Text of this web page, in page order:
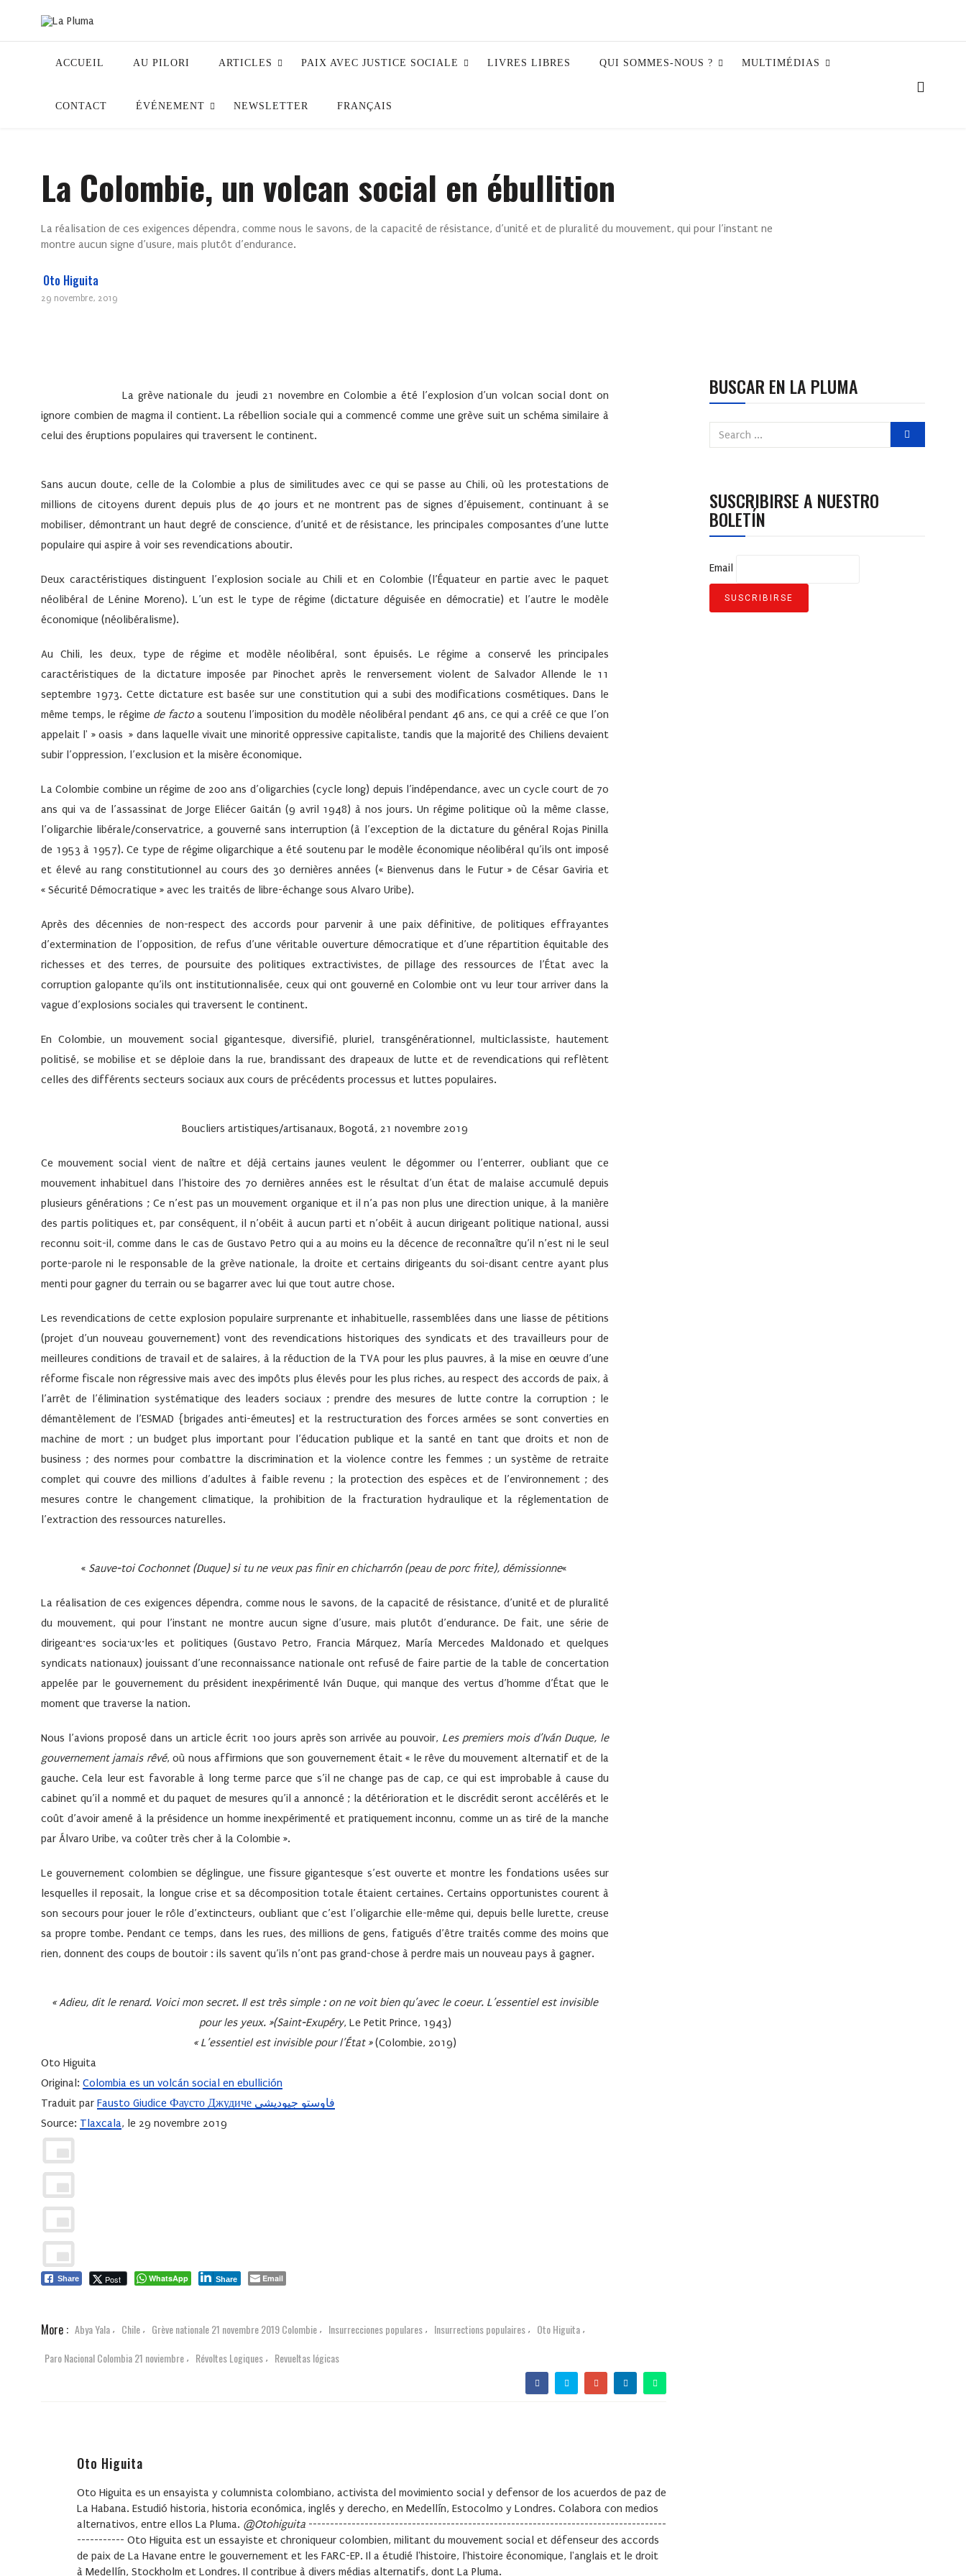
ACCUEIL AU PILORI ARTICLES PAIX AVEC JUSTICE SOCIALE LIVRES LIBRES QUI SOMMES-NOUS ? MULTIMÉDIAS
CONTACT ÉVÉNEMENT NEWSLETTER FRANÇAIS
La Colombie, un volcan social en ébullition
La réalisation de ces exigences dépendra, comme nous le savons, de la capacité de résistance, d’unité et de pluralité du mouvement, qui pour l’instant ne
montre aucun signe d’usure, mais plutôt d’endurance.
Oto Higuita
29 novembre, 2019
La grève nationale du jeudi 21 novembre en Colombie a été l’explosion d’un volcan social dont on
ignore combien de magma il contient. La rébellion sociale qui a commencé comme une grève suit un schéma similaire à
celui des éruptions populaires qui traversent le continent.
Sans aucun doute, celle de la Colombie a plus de similitudes avec ce qui se passe au Chili, où les protestations de
millions de citoyens durent depuis plus de 40 jours et ne montrent pas de signes d’épuisement, continuant à se
mobiliser, démontrant un haut degré de conscience, d’unité et de résistance, les principales composantes d’une lutte
populaire qui aspire à voir ses revendications aboutir.
Deux caractéristiques distinguent l’explosion sociale au Chili et en Colombie (l’Équateur en partie avec le paquet
néolibéral de Lénine Moreno). L’un est le type de régime (dictature déguisée en démocratie) et l’autre le modèle
économique (néolibéralisme).
Au Chili, les deux, type de régime et modèle néolibéral, sont épuisés. Le régime a conservé les principales
caractéristiques de la dictature imposée par Pinochet après le renversement violent de Salvador Allende le 11
septembre 1973. Cette dictature est basée sur une constitution qui a subi des modifications cosmétiques. Dans le
même temps, le régime de factoa soutenu l’imposition du modèle néolibéral pendant 46 ans, ce qui a créé ce que l’on
appelait l' » oasis » dans laquelle vivait une minorité oppressive capitaliste, tandis que la majorité des Chiliens devaient
subir l’oppression, l’exclusion et la misère économique.
La Colombie combine un régime de 200 ans d’oligarchies (cycle long) depuis l’indépendance, avec un cycle court de 70
ans qui va de l’assassinat de Jorge Eliécer Gaitán (9 avril 1948) à nos jours. Un régime politique où la même classe,
l’oligarchie libérale/conservatrice, a gouverné sans interruption (à l’exception de la dictature du général Rojas Pinilla
de 1953 à 1957). Ce type de régime oligarchique a été soutenu par le modèle économique néolibéral qu’ils ont imposé
et élevé au rang constitutionnel au cours des 30 dernières années (« Bienvenus dans le Futur » de César Gaviria et
« Sécurité Démocratique » avec les traités de libre-échange sous Alvaro Uribe).
Après des décennies de non-respect des accords pour parvenir à une paix définitive, de politiques effrayantes
d’extermination de l’opposition, de refus d’une véritable ouverture démocratique et d’une répartition équitable des
richesses et des terres, de poursuite des politiques extractivistes, de pillage des ressources de l’État avec la
corruption galopante qu’ils ont institutionnalisée, ceux qui ont gouverné en Colombie ont vu leur tour arriver dans la
vague d’explosions sociales qui traversent le continent.
En Colombie, un mouvement social gigantesque, diversifié, pluriel, transgénérationnel, multiclassiste, hautement
politisé, se mobilise et se déploie dans la rue, brandissant des drapeaux de lutte et de revendications qui reflètent
celles des différents secteurs sociaux aux cours de précédents processus et luttes populaires.
Boucliers artistiques/artisanaux, Bogotá, 21 novembre 2019
Ce mouvement social vient de naître et déjà certains jaunes veulent le dégommer ou l’enterrer, oubliant que ce
mouvement inhabituel dans l’histoire des 70 dernières années est le résultat d’un état de malaise accumulé depuis
plusieurs générations ; Ce n’est pas un mouvement organique et il n’a pas non plus une direction unique, à la manière
des partis politiques et, par conséquent, il n’obéit à aucun parti et n’obéit à aucun dirigeant politique national, aussi
reconnu soit-il, comme dans le cas de Gustavo Petro qui a au moins eu la décence de reconnaître qu’il n’est ni le seul
porte-parole ni le responsable de la grève nationale, la droite et certains dirigeants du soi-disant centre ayant plus
menti pour gagner du terrain ou se bagarrer avec lui que tout autre chose.
Les revendications de cette explosion populaire surprenante et inhabituelle, rassemblées dans une liasse de pétitions
(projet d’un nouveau gouvernement) vont des revendications historiques des syndicats et des travailleurs pour de
meilleures conditions de travail et de salaires, à la réduction de la TVA pour les plus pauvres, à la mise en œuvre d’une
réforme fiscale non régressive mais avec des impôts plus élevés pour les plus riches, au respect des accords de paix, à
l’arrêt de l’élimination systématique des leaders sociaux ; prendre des mesures de lutte contre la corruption ; le
démantèlement de l’ESMAD {brigades anti-émeutes] et la restructuration des forces armées se sont converties en
machine de mort ; un budget plus important pour l’éducation publique et la santé en tant que droits et non de
business ; des normes pour combattre la discrimination et la violence contre les femmes ; un système de retraite
complet qui couvre des millions d’adultes à faible revenu ; la protection des espèces et de l’environnement ; des
mesures contre le changement climatique, la prohibition de la fracturation hydraulique et la réglementation de
l’extraction des ressources naturelles.
« Sauve-toi Cochonnet (Duque) si tu ne veux pas finir en chicharrón (peau de porc frite), démissionne«
La réalisation de ces exigences dépendra, comme nous le savons, de la capacité de résistance, d’unité et de pluralité
du mouvement, qui pour l’instant ne montre aucun signe d’usure, mais plutôt d’endurance. De fait, une série de
dirigeant·es socia·ux·les et politiques (Gustavo Petro, Francia Márquez, María Mercedes Maldonado et quelques
syndicats nationaux) jouissant d’une reconnaissance nationale ont refusé de faire partie de la table de concertation
appelée par le gouvernement du président inexpérimenté Iván Duque, qui manque des vertus d’homme d’État que le
moment que traverse la nation.
Nous l’avions proposé dans un article écrit 100 jours après son arrivée au pouvoir, Les premiers mois d’Iván Duque, le
gouvernement jamais rêvé, où nous affirmions que son gouvernement était « le rêve du mouvement alternatif et de la
gauche. Cela leur est favorable à long terme parce que s’il ne change pas de cap, ce qui est improbable à cause du
cabinet qu’il a nommé et du paquet de mesures qu’il a annoncé ; la détérioration et le discrédit seront accélérés et le
coût d’avoir amené à la présidence un homme inexpérimenté et pratiquement inconnu, comme un as tiré de la manche
par Álvaro Uribe, va coûter très cher à la Colombie ».
Le gouvernement colombien se déglingue, une fissure gigantesque s’est ouverte et montre les fondations usées sur
lesquelles il reposait, la longue crise et sa décomposition totale étaient certaines. Certains opportunistes courent à
son secours pour jouer le rôle d’extincteurs, oubliant que c’est l’oligarchie elle-même qui, depuis belle lurette, creuse
sa propre tombe. Pendant ce temps, dans les rues, des millions de gens, fatigués d’être traités comme des moins que
rien, donnent des coups de boutoir : ils savent qu’ils n’ont pas grand-chose à perdre mais un nouveau pays à gagner.
« Adieu, dit le renard. Voici mon secret. Il est très simple : on ne voit bien qu’avec le coeur. L’essentiel est invisible
pour les yeux. »(Saint-Exupéry, Le Petit Prince, 1943)
« L’essentiel est invisible pour l’État »(Colombie, 2019)
Oto Higuita
Original: Colombia es un volcán social en ebullición
Traduit par
Fausto Giudice Фаусто Джудиче فاوستو جيوديشي
Source: Tlaxcala, le 29 novembre 2019
Share Post WhatsApp Share Email
More : Abya Yala , Chile , Grève nationale 21 novembre 2019 Colombie , Insurrecciones populares , Insurrections populaires , Oto Higuita ,
Paro Nacional Colombia 21 noviembre , Révoltes Logiques , Revueltas lógicas
Oto Higuita
Oto Higuita es un ensayista y columnista colombiano, activista del movimiento social y defensor de los acuerdos de paz de
La Habana. Estudió historia, historia económica, inglés y derecho, en Medellín, Estocolmo y Londres. Colabora con medios
alternativos, entre ellos La Pluma. @Otohiguita -----------------------------------------------------------------------------------
----------- Oto Higuita est un essayiste et chroniqueur colombien, militant du mouvement social et défenseur des accords
de paix de La Havane entre le gouvernement et les FARC-EP. Il a étudié l'histoire, l'histoire économique, l'anglais et le droit
à Medellín, Stockholm et Londres. Il contribue à divers médias alternatifs, dont La Pluma.
BUSCAR EN LA PLUMA
SUSCRIBIRSE A NUESTRO
BOLETÍN
Email